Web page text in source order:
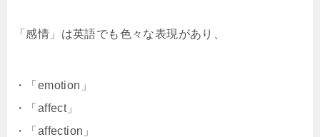
「感情」は英語でも色々な表現があり、
・「emotion」
・「affect」
・「affection」